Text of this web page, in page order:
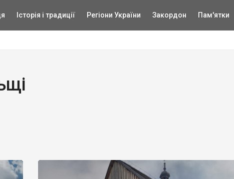
Історія і традиції Регіони України Закордон Пам'ятки